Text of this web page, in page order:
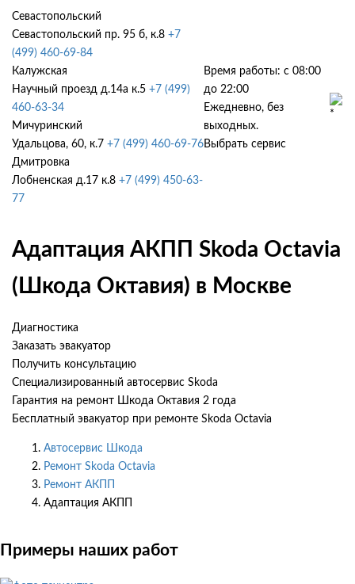
Севастопольский
Севастопольский пр. 95 б, к.8 +7
(499) 460-69-84
Калужская
Научный проезд д.14а к.5 +7 (499)
460-63-34
Мичуринский
Удальцова, 60, к.7 +7 (499) 460-69-76
Дмитровка
Лобненская д.17 к.8 +7 (499) 450-63-
77
Время работы: с 08:00
до 22:00
Ежедневно, без
выходных.
Выбрать сервис
Адаптация АКПП Skoda Octavia
(Шкода Октавия) в Москве
Диагностика
Заказать эвакуатор
Получить консультацию
Специализированный автосервис Skoda
Гарантия на ремонт Шкода Октавия 2 года
Бесплатный эвакуатор при ремонте Skoda Octavia
Автосервис Шкода
Ремонт Skoda Octavia
Ремонт АКПП
Адаптация АКПП
Примеры наших работ